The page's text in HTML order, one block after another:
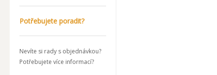
Potřebujete poradit?
Nevíte si rady s objednávkou?
Potřebujete více informací?